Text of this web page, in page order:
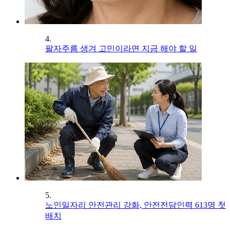
4.
팔자주름 생겨 고민이라면 지금 해야 할 일
5.
노인일자리 안전관리 강화, 안전전담인력 613명 첫
배치